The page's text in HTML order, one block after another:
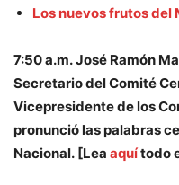
Los nuevos frutos del
7:50 a.m. José Ramón
Secretario del Comité
Vicepresidente de los
pronunció las palabras
Nacional. [Lea aquítodo